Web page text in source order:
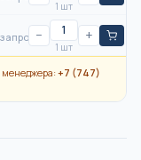
1 шт
−
1 шт
+
менеджера:+7 (747)